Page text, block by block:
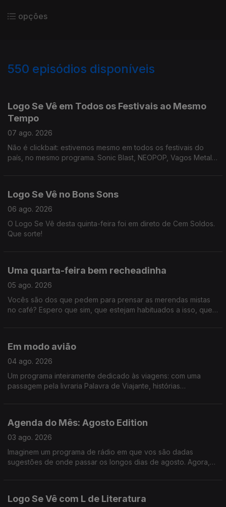
MOGA
opções
550 episódios disponíveis
Logo Se Vê em Todos os Festivais ao Mesmo
Tempo
07 ago. 2026
Não é clickbait: estivemos mesmo em todos os festivais do
país, no mesmo programa. Sonic Blast, NEOPOP, Vagos Metal
Logo Se Vê no Bons Sons
06 ago. 2026
O Logo Se Vê desta quinta-feira foi em direto de Cem Soldos.
Que sorte!
Uma quarta-feira bem recheadinha
05 ago. 2026
Vocês são dos que pedem para prensar as merendas mistas
no café? Espero que sim, que estejam habituados a isso, que
em Bicicleta e ainda demos um saltinho à primeira noite do
Vagos Metal Fest. Só mesmo neste estabelecimento - Logo Se
Em modo avião
04 ago. 2026
Um programa inteiramente dedicado às viagens: com uma
passagem pela livraria Palavra de Viajante, histórias
assombro".
Agenda do Mês: Agosto Edition
03 ago. 2026
Imaginem um programa de rádio em que vos são dadas
sugestões de onde passar os longos dias de agosto. Agora,
feira: cinema ao ar livre, exposição de LEGO na Cordoaria
Logo Se Vê com L de Literatura